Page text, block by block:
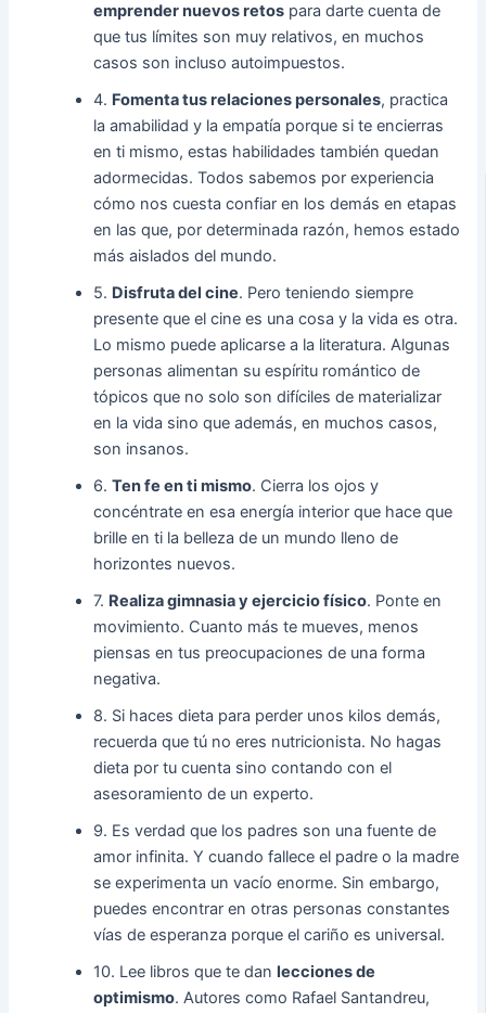
emprender nuevos retos para darte cuenta de
que tus límites son muy relativos, en muchos
casos son incluso autoimpuestos.
4. Fomenta tus relaciones personales, practica
la amabilidad y la empatía porque si te encierras
en ti mismo, estas habilidades también quedan
adormecidas. Todos sabemos por experiencia
cómo nos cuesta confiar en los demás en etapas
en las que, por determinada razón, hemos estado
más aislados del mundo.
5. Disfruta del cine. Pero teniendo siempre
presente que el cine es una cosa y la vida es otra.
Lo mismo puede aplicarse a la literatura. Algunas
personas alimentan su espíritu romántico de
tópicos que no solo son difíciles de materializar
en la vida sino que además, en muchos casos,
son insanos.
6.Ten fe en ti mismo. Cierra los ojos y
concéntrate en esa energía interior que hace que
brille en ti la belleza de un mundo lleno de
horizontes nuevos.
7. Realiza gimnasia y ejercicio físico. Ponte en
movimiento. Cuanto más te mueves, menos
piensas en tus preocupaciones de una forma
negativa.
8. Si haces dieta para perder unos kilos demás,
recuerda que tú no eres nutricionista. No hagas
dieta por tu cuenta sino contando con el
asesoramiento de un experto.
9. Es verdad que los padres son una fuente de
amor infinita. Y cuando fallece el padre o la madre
se experimenta un vacío enorme. Sin embargo,
puedes encontrar en otras personas constantes
vías de esperanza porque el cariño es universal.
10. Lee libros que te danlecciones de
optimismo. Autores como Rafael Santandreu,